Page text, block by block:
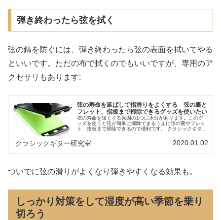
弾き終わったら弦を拭く
弦の錆を防ぐには、弾き終わったら弦の表面を拭いてやる
といいです。ただの布で拭くのでもいいですが、専用のア
クセサリもあります:
弦の寿命を延ばして指滑りをよくする 弦の裏と
フレット、指板まで掃除できるグッズを使いたい
弦の寿命を短くする原因の1つに水分があります。このグ
ッズを使うと弦が簡単に掃除できるうえに弦の裏やフレッ
ト、指板まで掃除できるので便利です。 クラシックギター
ます: 弦の寿命を短くする水分...
クラシックギター研究室 2020.01.02
ついでに弦の滑りがよくなり弾きやすくなる効果も。
しっかり対策をして湿度が高い季節を乗り
切ろう